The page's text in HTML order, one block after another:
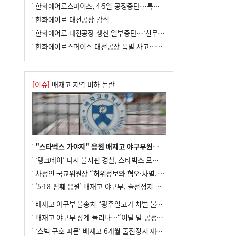
한화에어로스페이스, 4·5일 공정중단…특별 안전점검
한화에어로 대전공장 감식
한화에어로 대전공장 생산 일부중단…‘천무’ 수출 비상
한화에어로스페이스 대전공장 폭발 사고…5명 사망·2명 부상(종합)
[이슈] 배재고 지역 비하 논란
"스타벅스 가야지" 응원 배재고 야구부원들, 학교서 징계 처분
‘탱크데이’ 다시 불지핀 경찰, 스타벅스 모욕 혐의 압수수색
차정인 국교위원장 “허위정보와 혐오·차별, 학교 교실까지 유입"
‘5·18 폄훼 응원’ 배재고 야구부, 출전정지 6개월→1개월 감경
배재고 야구부 불송치 “광주일고가 처벌 불원 의사 표해”
배재고 야구부 징계 풀리나…“이달 말 공정위서 재심의”
‘스벅 구호 파문’ 배재고 6개월 출전정지 재심 신청키로